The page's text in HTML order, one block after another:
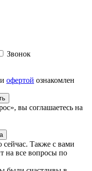
Звонок
и офертой ознакомлен
вы соглашаетесь на
Также с вами
на все вопросы по